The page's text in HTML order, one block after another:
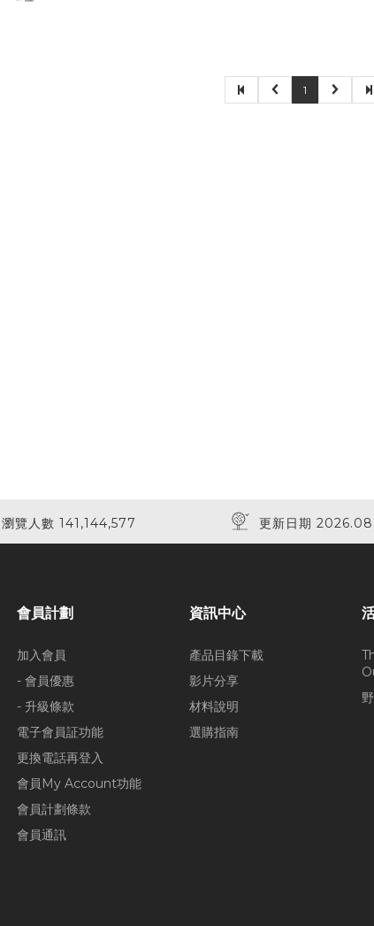
1
瀏覽人數 141,144,577 更新日期
會員計劃
加入會員
- 會員優惠
- 升級條款
電子會員証功能
更換電話再登入
會員My Account功能
會員計劃條款
會員通訊
資訊中心
產品目錄下載
影片分享
材料說明
選購指南